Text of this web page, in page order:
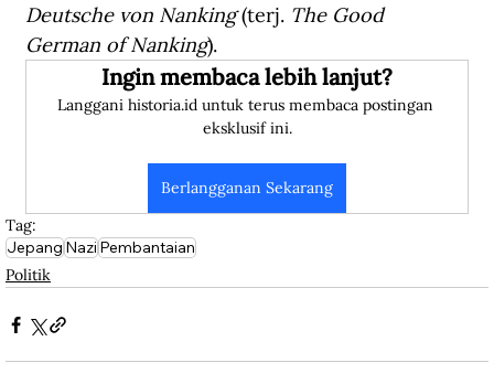
Deutsche von Nanking (terj. The Good
German of Nanking).
Ingin membaca lebih lanjut?
Langgani historia.id untuk terus membaca postingan
eksklusif ini.
Berlangganan Sekarang
Tag:
JepangNaziPembantaian
Politik